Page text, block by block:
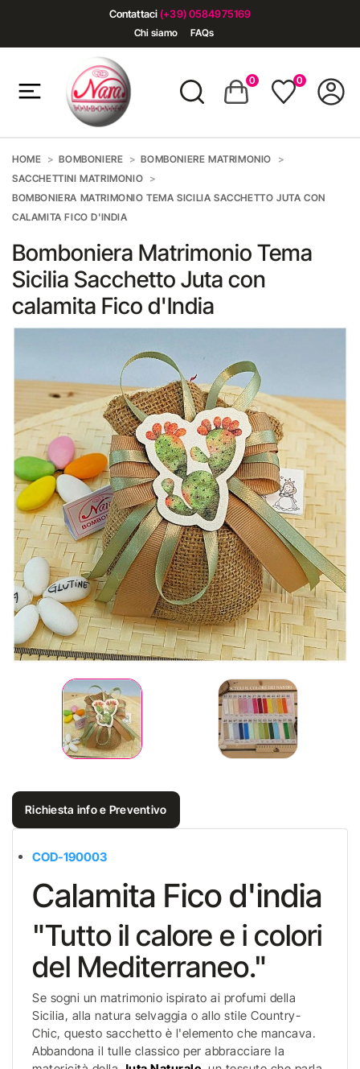
Contattaci (+39) 0584975169
Chi siamo FAQs
0 0
HOME BOMBONIERE
BOMBONIERE MATRIMONIO
SACCHETTINI MATRIMONIO
BOMBONIERA MATRIMONIO TEMA SICILIA SACCHETTO JUTA CON
CALAMITA FICO D'INDIA
Bomboniera Matrimonio Tema
Sicilia Sacchetto Juta con
calamita Fico d'India
Richiesta info e Preventivo
COD-190003
Calamita Fico d'india
"Tutto il calore e i colori
del Mediterraneo."
Se sogni un matrimonio ispirato ai profumi della
Sicilia, alla natura selvaggia o allo stile Country-
Chic, questo sacchetto è l'elemento che mancava.
Abbandona il tulle classico per abbracciare la